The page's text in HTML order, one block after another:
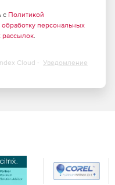
с Политикой
обработку персональных
.
Cloud - Уведомление